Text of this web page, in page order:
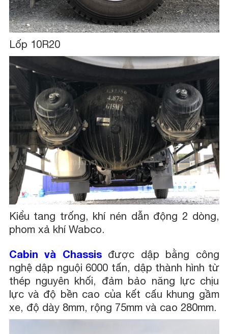
Lốp 10R20
Kiểu tang trống, khí nén dẫn động 2 dòng,
phom xả khí Wabco.
Cabin và Chassisđược dập bằng công
nghệ dập nguội 6000 tấn, dập thành hình từ
thép nguyên khối, đảm bảo năng lực chịu
lực và độ bền cao của kết cấu khung gầm
xe, độ dày 8mm, rộng 75mm và cao 280mm.